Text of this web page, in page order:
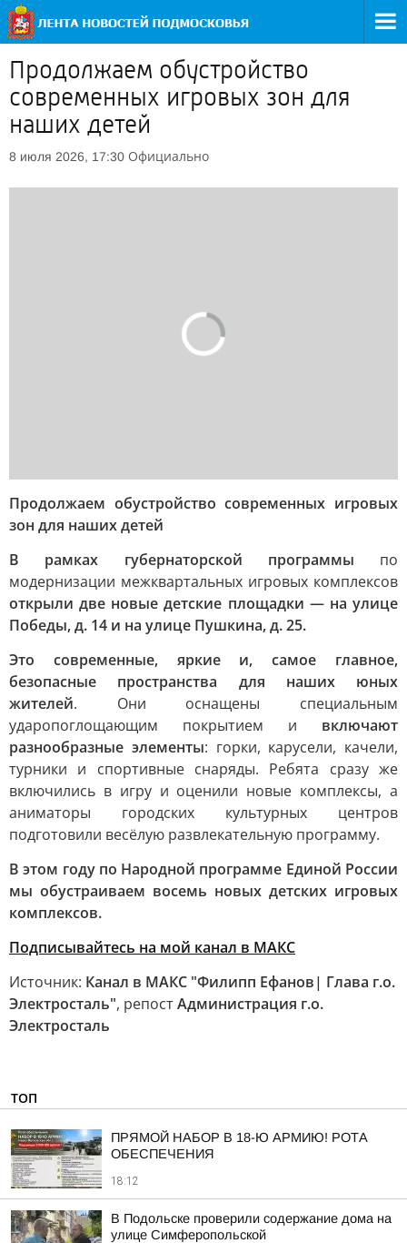
Продолжаем обустройство
современных игровых зон для
наших детей
8 июля 2026, 17:30 Официально
Продолжаем обустройство современных игровых
зон для наших детей
В рамках губернаторской программы по
модернизации межквартальных игровых комплексов
открыли две новые детские площадки — на улице
Победы, д. 14 и на улице Пушкина, д. 25.
Это современные, яркие и, самое главное,
безопасные пространства для наших юных
жителей. Они оснащены специальным
ударопоглощающим покрытием и включают
разнообразные элементы: горки, карусели, качели,
турники и спортивные снаряды. Ребята сразу же
включились в игру и оценили новые комплексы, а
аниматоры городских культурных центров
подготовили весёлую развлекательную программу.
В этом году по Народной программе Единой России
мы обустраиваем восемь новых детских игровых
комплексов.
Подписывайтесь на мой канал в МАКС
Источник: Канал в МАКС "Филипп Ефанов| Глава г.о.
Электросталь", репостАдминистрация г.о.
Электросталь
ТОП
ПРЯМОЙ НАБОР В 18-Ю АРМИЮ! РОТА
ОБЕСПЕЧЕНИЯ
18:12
В Подольске проверили содержание дома на
улице Симферопольской